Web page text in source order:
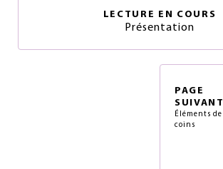
LECTURE EN COURS
Présentation
PAGE
Éléments
coins